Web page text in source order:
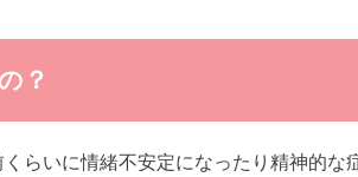
？
らいに情緒不安定になったり精神的な